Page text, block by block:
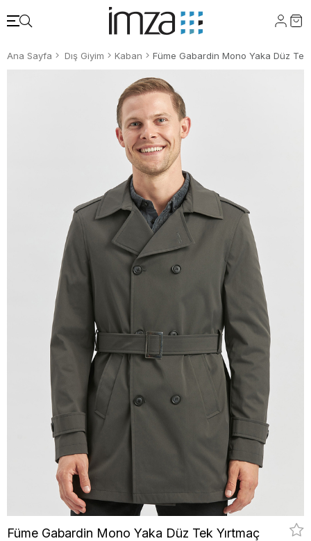
Ana Sayfa Dış Giyim Kaban
Füme Gabardin Mono Yaka Düz Tek Yırtmaç